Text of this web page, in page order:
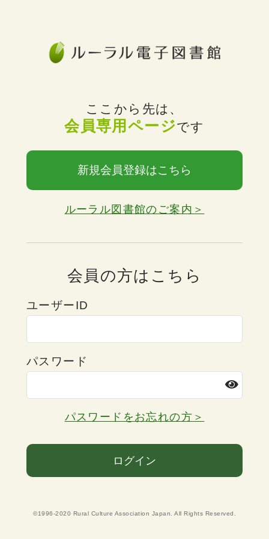
ここから先は、
会員専用ページです
新規会員登録はこちら
ルーラル図書館のご案内＞
会員の方はこちら
ユーザーID
パスワード
パスワードをお忘れの方＞
ログイン
©1996-2020 Rural Culture Association Japan. All Rights Reserved.